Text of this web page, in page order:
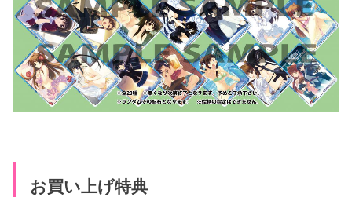
お買い上げ特典